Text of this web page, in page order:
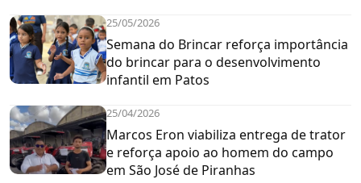
25/05/2026
Semana do Brincar reforça importância
do brincar para o desenvolvimento
infantil em Patos
25/04/2026
Marcos Eron viabiliza entrega de trator
e reforça apoio ao homem do campo
em São José de Piranhas